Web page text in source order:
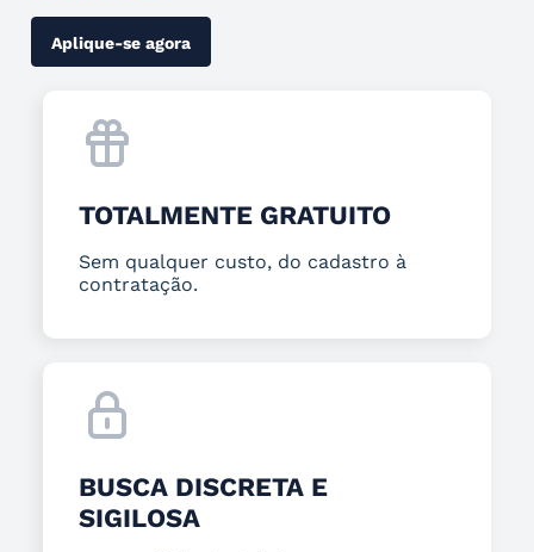
Aplique-se agora
TOTALMENTE GRATUITO
Sem qualquer custo, do cadastro à
contratação.
BUSCA DISCRETA E
SIGILOSA